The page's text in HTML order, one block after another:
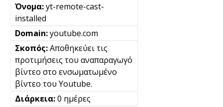
yt-remote-cast-
installed
youtube.com
Αποθηκεύει τις
προτιμήσεις του αναπαραγωγό
βίντεο στο ενσωματωμένο
βίντεο του Youtube.
0 ημέρες